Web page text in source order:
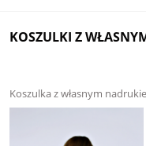
KOSZULKI Z
Koszulka z własnym